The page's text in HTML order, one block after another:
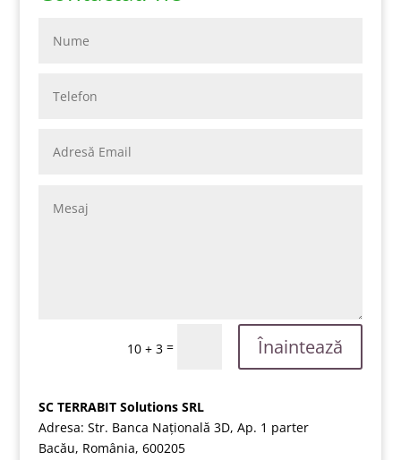
10 + 3 = Înaintează
SC TERRABIT Solutions SRL
Adresa: Str. Banca Națională 3D, Ap. 1 parter
Bacău, România, 600205